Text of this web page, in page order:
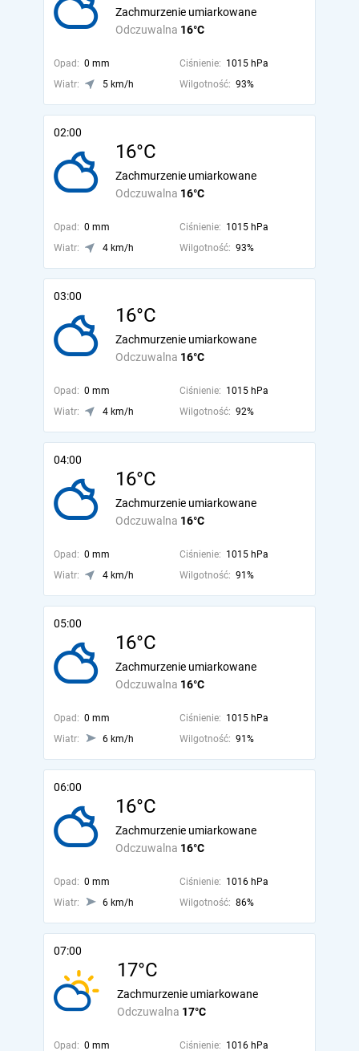
Odczuwalna 16°C
Zachmurzenie umiarkowane
Opad: 0 mm Ciśnienie: 1015 hPa
Wiatr:
5 km/h Wilgotność: 93%
02:00
16°C
Odczuwalna 16°C
Zachmurzenie umiarkowane
Opad: 0 mm Ciśnienie: 1015 hPa
Wiatr:
4 km/h Wilgotność: 93%
03:00
16°C
Odczuwalna 16°C
Zachmurzenie umiarkowane
Opad: 0 mm Ciśnienie: 1015 hPa
Wiatr:
4 km/h Wilgotność: 92%
04:00
16°C
Odczuwalna 16°C
Zachmurzenie umiarkowane
Opad: 0 mm Ciśnienie: 1015 hPa
Wiatr:
4 km/h Wilgotność: 91%
05:00
16°C
Odczuwalna 16°C
Zachmurzenie umiarkowane
Opad: 0 mm Ciśnienie: 1015 hPa
Wiatr:
6 km/h Wilgotność: 91%
06:00
16°C
Odczuwalna 16°C
Zachmurzenie umiarkowane
Opad: 0 mm Ciśnienie: 1016 hPa
Wiatr:
6 km/h Wilgotność: 86%
07:00
17°C
Odczuwalna 17°C
Zachmurzenie umiarkowane
Opad: 0 mm Ciśnienie: 1016 hPa